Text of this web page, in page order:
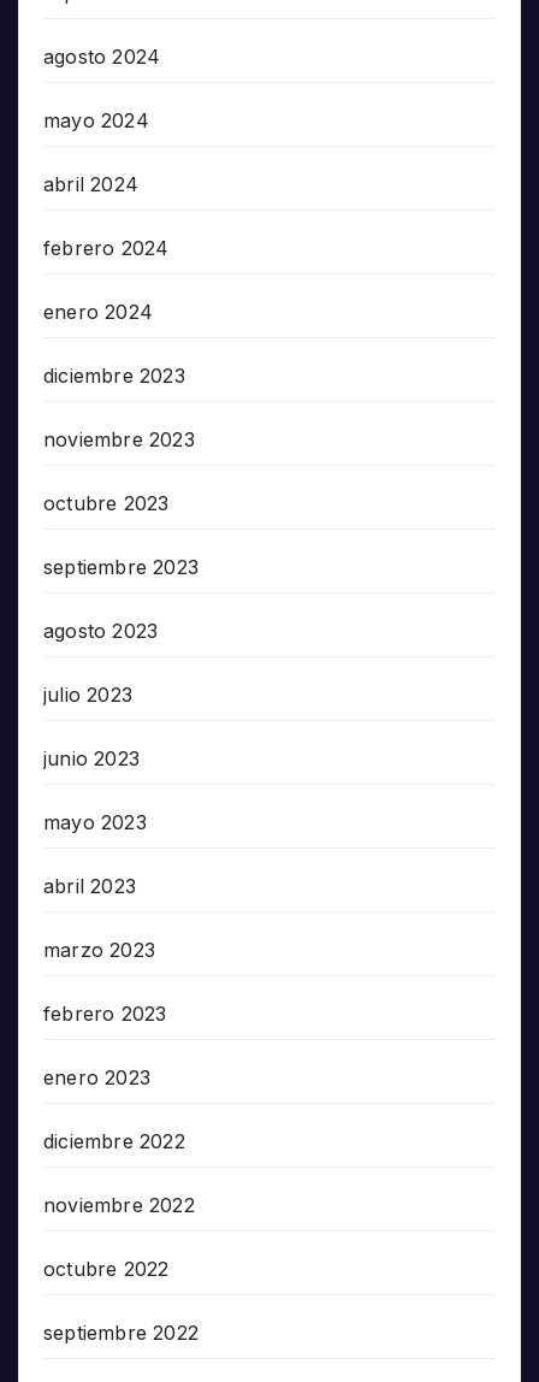
agosto 2024
mayo 2024
abril 2024
febrero 2024
enero 2024
diciembre 2023
noviembre 2023
octubre 2023
septiembre 2023
agosto 2023
julio 2023
junio 2023
mayo 2023
abril 2023
marzo 2023
febrero 2023
enero 2023
diciembre 2022
noviembre 2022
octubre 2022
septiembre 2022